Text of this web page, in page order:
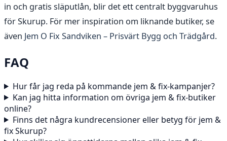
in och gratis släputlån, blir det ett centralt byggvaruhus
för Skurup. För mer inspiration om liknande butiker, se
även Jem O Fix Sandviken – Prisvärt Bygg och Trädgård.
FAQ
Hur får jag reda på kommande jem & fix-kampanjer?
Kan jag hitta information om övriga jem & fix-butiker
online?
Finns det några kundrecensioner eller betyg för jem &
fix Skurup?